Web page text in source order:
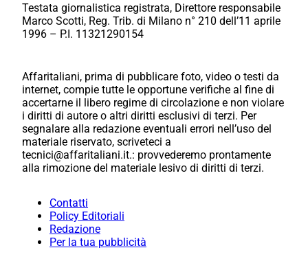
Testata giornalistica registrata, Direttore responsabile
Marco Scotti, Reg. Trib. di Milano n° 210 dell’11 aprile
1996 – P.I. 11321290154
Affaritaliani, prima di pubblicare foto, video o testi da
internet, compie tutte le opportune verifiche al fine di
accertarne il libero regime di circolazione e non violare
i diritti di autore o altri diritti esclusivi di terzi. Per
segnalare alla redazione eventuali errori nell’uso del
materiale riservato, scriveteci a
tecnici@affaritaliani.it.: provvederemo prontamente
alla rimozione del materiale lesivo di diritti di terzi.
Contatti
Policy Editoriali
Redazione
Per la tua pubblicità